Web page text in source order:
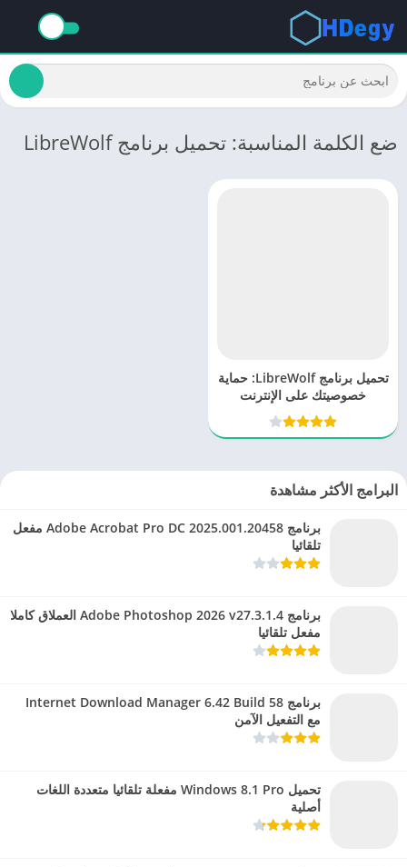
ضع الكلمة المناسبة: تحميل برنامج LibreWolf
تحميل برنامج LibreWolf: حماية
خصوصيتك على الإنترنت
البرامج الأكثر مشاهدة
برنامج Adobe Acrobat Pro DC 2025.001.20458 مفعل
تلقائيا
برنامج Adobe Photoshop 2026 v27.3.1.4 العملاق كاملا
مفعل تلقائيا
برنامج Internet Download Manager 6.42 Build 58
مع التفعيل الآمن
تحميل Windows 8.1 Pro مفعلة تلقائيا متعددة اللغات
أصلية